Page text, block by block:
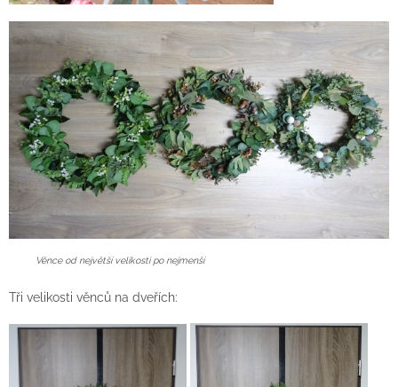
Věnce od největší velikosti po nejmenší
Tři velikosti věnců na dveřích: